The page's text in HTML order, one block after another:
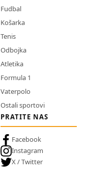
Fudbal
Košarka
Tenis
Odbojka
Atletika
Formula 1
Vaterpolo
Ostali sportovi
PRATITE NAS
Facebook
Instagram
X / Twitter